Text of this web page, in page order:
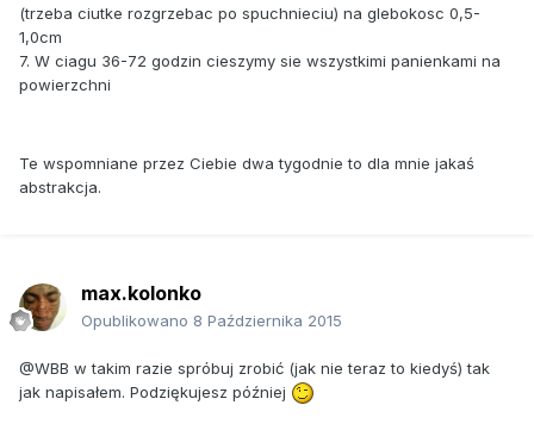
(trzeba ciutke rozgrzebac po spuchnieciu) na glebokosc 0,5-
1,0cm
7. W ciagu 36-72 godzin cieszymy sie wszystkimi panienkami na
powierzchni
Te wspomniane przez Ciebie dwa tygodnie to dla mnie jakaś
abstrakcja.
max.kolonko
Opublikowano 8 Października 2015
@WBB w takim razie spróbuj zrobić (jak nie teraz to kiedyś) tak
jak napisałem. Podziękujesz później